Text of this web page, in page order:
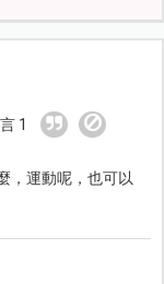
1
，運動呢，也可以